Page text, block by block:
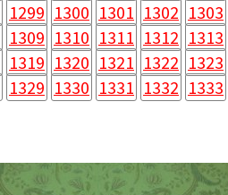
1299 1300 1301 1302 1303
1309 1310 1311 1312 1313
1319 1320 1321 1322 1323
1329 1330 1331 1332 1333